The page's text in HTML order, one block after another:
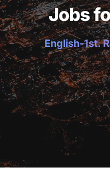
Jobs
English-1st.